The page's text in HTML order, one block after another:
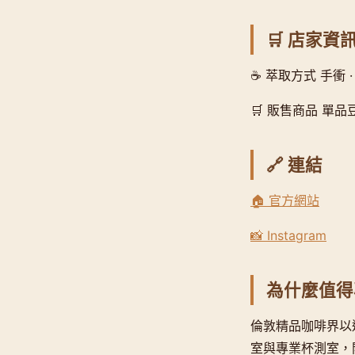
🛒 店家資
☕ 萃取方式 手衝
🛒 販售商品 單品
🔗 連結
🏠 官方網站
📸 Instagram
為什麼值
倫敦精品咖啡界
室與專業杯測室